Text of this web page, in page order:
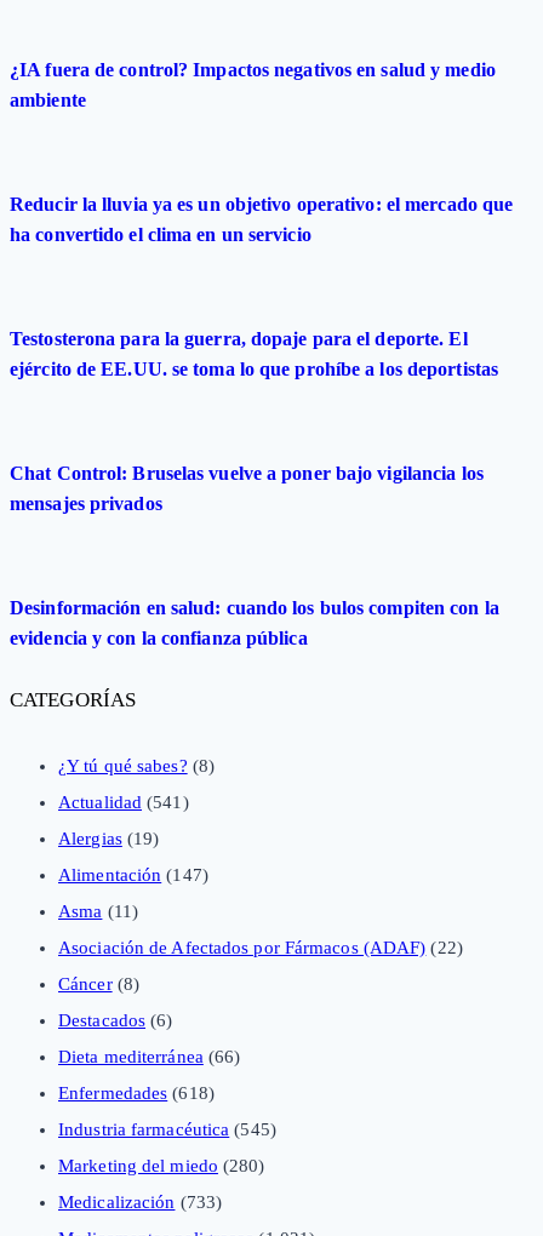
¿IA fuera de control? Impactos negativos en salud y medio
ambiente
Reducir la lluvia ya es un objetivo operativo: el mercado que
ha convertido el clima en un servicio
Testosterona para la guerra, dopaje para el deporte. El
ejército de EE.UU. se toma lo que prohíbe a los deportistas
Chat Control: Bruselas vuelve a poner bajo vigilancia los
mensajes privados
Desinformación en salud: cuando los bulos compiten con la
evidencia y con la confianza pública
CATEGORÍAS
¿Y tú qué sabes? (8)
Actualidad (541)
Alergias(19)
Alimentación (147)
Asma (11)
Asociación de Afectados por Fármacos (ADAF) (22)
Cáncer(8)
Destacados (6)
Dieta mediterránea (66)
Enfermedades (618)
Industria farmacéutica (545)
Marketing del miedo (280)
Medicalización (733)